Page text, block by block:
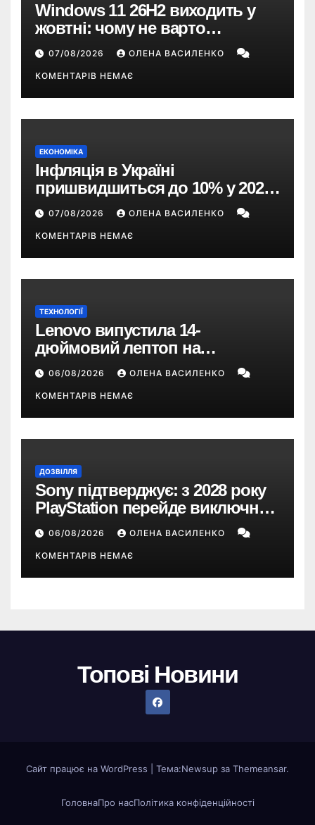
Windows 11 26H2 виходить у
жовтні: чому не варто
пропускати це оновлення
07/08/2026 ОЛЕНА ВАСИЛЕНКО
КОМЕНТАРІВ НЕМАЄ
ЕКОНОМІКА
Інфляція в Україні
пришвидшиться до 10% у 2026
році — прогноз НБУ
07/08/2026 ОЛЕНА ВАСИЛЕНКО
КОМЕНТАРІВ НЕМАЄ
ТЕХНОЛОГІЇ
Lenovo випустила 14-
дюймовий лептоп на
Snapdragon X2 з автономністю
понад 33 години
06/08/2026 ОЛЕНА ВАСИЛЕНКО
КОМЕНТАРІВ НЕМАЄ
ДОЗВІЛЛЯ
Sony підтверджує: з 2028 року
PlayStation перейде виключно
на цифрові ігри
06/08/2026 ОЛЕНА ВАСИЛЕНКО
КОМЕНТАРІВ НЕМАЄ
Топові Новини
Сайт працює на WordPress Тема:Newsup за Themeansar.
ГоловнаПро насПолітика конфіденційності